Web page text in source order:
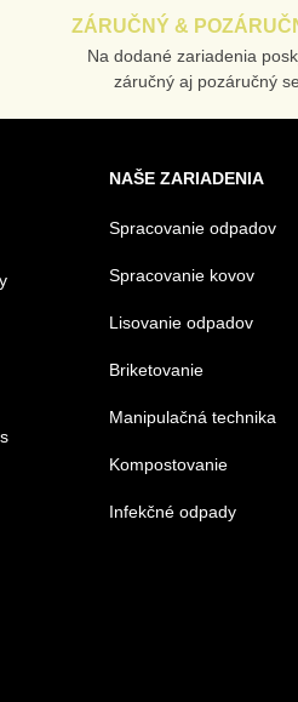
ZÁRUČNÝ &
Na dodané zariadenia
záručný aj pozáručný
NAŠE ZARIADENIA
Spracovanie odpadov
Spracovanie kovov
Lisovanie odpadov
Briketovanie
Manipulačná technika
Kompostovanie
Infekčné odpady